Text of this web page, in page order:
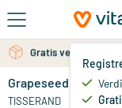
Ga naar de
Gratis verzending
Gratis persoonlijk
Grapeseed
TISSERAND